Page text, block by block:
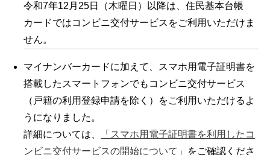
令和7年12月25日（木曜日）以降は、住民基本台帳
カードではコンビニ交付サービスをご利用いただけま
せん。
マイナンバーカードに加えて、スマホ用電子証明書を
搭載したスマートフォンでもコンビニ交付サービス
（戸籍の利用登録申請を除く）をご利用いただけるよ
うになりました。
詳細については、
「スマホ用電子証明書を利用したコ
ンビニ交付サービスの開始について」
をご確認くださ